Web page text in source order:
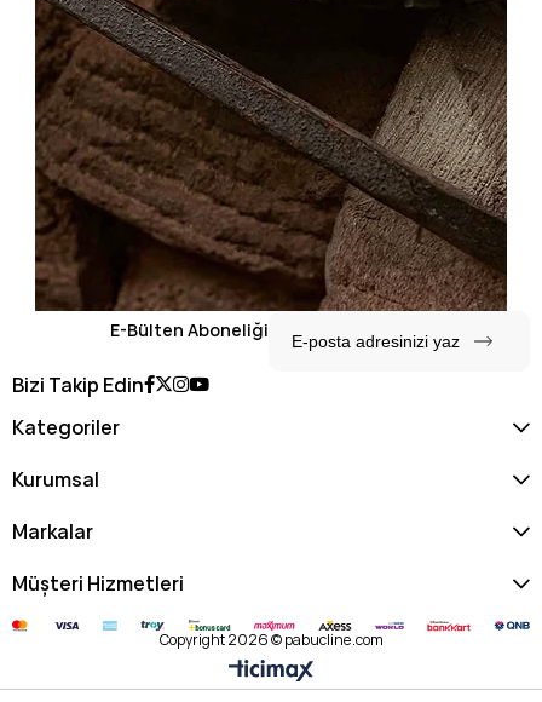
renkleriyle uyum sağlar. Çift fermuarlı organizatör yapısı,
alışveriş, seyahat ve çok aktivite içeren günlerde özellikle
pratiktir. Sonbahar-kış davetleri, business etkinlikleri, iş
yemekleri, kültürel etkinlikler, sanat galeri ziyaretleri, modern
müzeler, opera, tiyatro, akşam yemekleri, kokteyl partileri,
vintage alışveriş günleri, kafeler, brunch buluşmaları ve royal
aristocratic şehir hareketleri için Benetton'un İtalyan "everyday
colorful" anlayışını yatay 2-bölmeli silüet üzerinden Bottega
Veneta Plum esintili pebbled mürdüm deri ve gold donanım
detaylarıyla buluşturan sofistike ve royal bir tercihtir.
E-Bülten Aboneliği
Bizi Takip Edin
Kategoriler
Kurumsal
Markalar
Müşteri Hizmetleri
Copyright 2026 © pabucline.com